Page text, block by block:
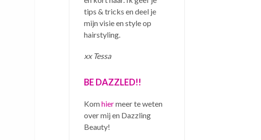
tips & tricks en deel je
mijn visie en style op
hairstyling.
xx Tessa
BE DAZZLED!!
Komhiermeer te weten
over mij en Dazzling
Beauty!